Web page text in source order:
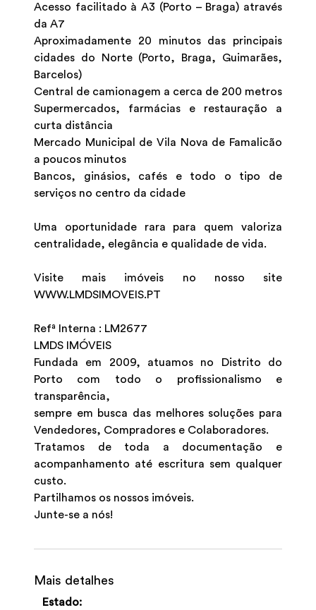
Acesso facilitado à A3 (Porto – Braga) através
da A7
Aproximadamente 20 minutos das principais
cidades do Norte (Porto, Braga, Guimarães,
Barcelos)
Central de camionagem a cerca de 200 metros
Supermercados, farmácias e restauração a
curta distância
Mercado Municipal de Vila Nova de Famalicão
a poucos minutos
Bancos, ginásios, cafés e todo o tipo de
serviços no centro da cidade
Uma oportunidade rara para quem valoriza
centralidade, elegância e qualidade de vida.
Visite mais imóveis no nosso site
WWW.LMDSIMOVEIS.PT
Refª Interna : LM2677
LMDS IMÓVEIS
Fundada em 2009, atuamos no Distrito do
Porto com todo o profissionalismo e
transparência,
sempre em busca das melhores soluções para
Vendedores, Compradores e Colaboradores.
Tratamos de toda a documentação e
acompanhamento até escritura sem qualquer
custo.
Partilhamos os nossos imóveis.
Junte-se a nós!
Mais detalhes
Estado: